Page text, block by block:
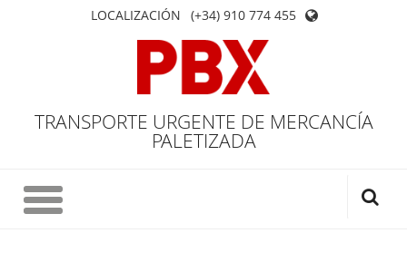
LOCALIZACIÓN (+34) 910 774 455
TRANSPORTE URGENTE DE MERCANCÍA
PALETIZADA